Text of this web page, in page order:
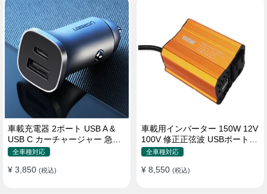
車載充電器 2ポート USB A &
USB C カーチャージャー 急速
充電USB [36W 12V-24V ]
全車種対応
¥ 3,850 (税込)
車載用インバーター 150W 12V
100V 修正正弦波 USBポート2
口 コンバーター 防災用品 チャ
全車種対応
¥ 8,550 (税込)